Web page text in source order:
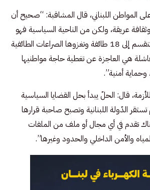
المواطن اللبناني، قال المشاقبة: “صحيح أن
عريقة، ولكن من الناحية السياسية فهو
دولة تصنَّف فاشلة، وتنقسم إلى 18 طائفة وتغزوها الصراعات الطائفية
هي العاجزة عن تغطية حاجة مواطنيها
أمنية”.
قال: الحلّ يبدأ بحل القضايا السياسية
تستقر الدّولة اللبنانية وتصبح صاحبة قرارها
تقدم في أي مجال أو ملف من الملفات
والأمن الداخلي والحدود وغيرها”.